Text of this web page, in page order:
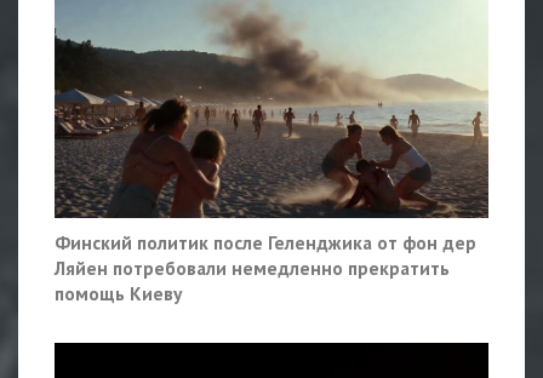
Финский политик после Геленджика от фон дер
Ляйен потребовали немедленно прекратить
помощь Киеву